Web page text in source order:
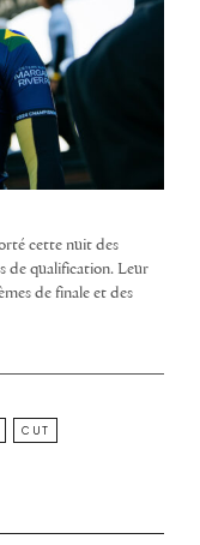
cette nuit des
de qualification. Leur
de finale et des
CUT